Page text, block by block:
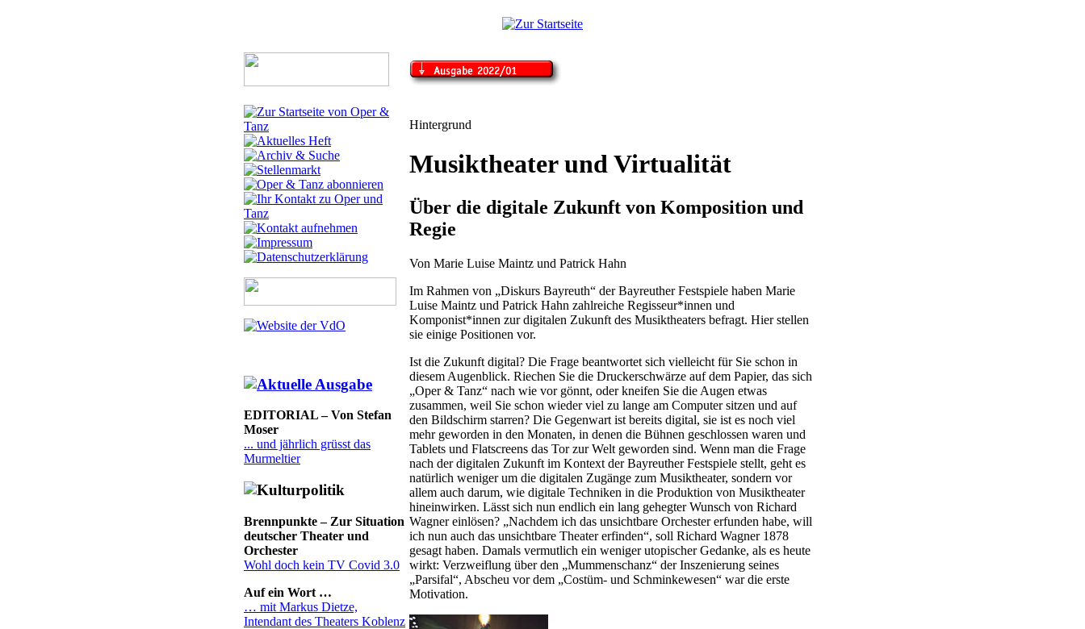
EDITORIAL – Von Stefan
Moser
... und jährlich grüsst das
Murmeltier
Brennpunkte – Zur Situation
deutscher Theater und
Orchester
Wohl doch kein TV Covid 3.0
Auf ein Wort …
… mit Markus Dietze,
Intendant des Theaters Koblenz
Hintergrund
Musiktheater und Virtualität
Über die digitale Zukunft von Komposition und
Regie
Von Marie Luise Maintz und Patrick Hahn
Im Rahmen von „Diskurs Bayreuth“ der Bayreuther Festspiele haben Marie
Luise Maintz und Patrick Hahn zahlreiche Regisseur*innen und
Komponist*innen zur digitalen Zukunft des Musiktheaters befragt. Hier stellen
sie einige Positionen vor.
Ist die Zukunft digital? Die Frage beantwortet sich vielleicht für Sie schon in
diesem Augenblick. Riechen Sie die Druckerschwärze auf dem Papier, das sich
„Oper & Tanz“ nach wie vor gönnt, oder kneifen Sie die Augen etwas
zusammen, weil Sie schon wieder viel zu lange am Computer sitzen und auf
den Bildschirm starren? Die Gegenwart ist bereits digital, sie ist es noch viel
mehr geworden in den Monaten, in denen die Bühnen geschlossen waren und
Tablets und Flatscreens das Tor zur Welt geworden sind. Wenn man die Frage
nach der digitalen Zukunft im Kontext der Bayreuther Festspiele stellt, geht es
natürlich weniger um die digitalen Zugänge zum Musiktheater, sondern vor
allem auch darum, wie digitale Techniken in die Produktion von Musiktheater
hineinwirken. Lässt sich nun endlich ein lang gehegter Wunsch von Richard
Wagner einlösen? „Nachdem ich das unsichtbare Orchester erfunden habe, will
ich nun auch das unsichtbare Theater erfinden“, soll Richard Wagner 1878
gesagt haben. Damals vermutlich ein weniger utopischer Gedanke, als es heute
wirkt: Verzweiflung über den „Mummenschanz“ der Inszenierung seines
„Parsifal“, Abscheu vor dem „Costüm- und Schminkewesen“ war die erste
Motivation.